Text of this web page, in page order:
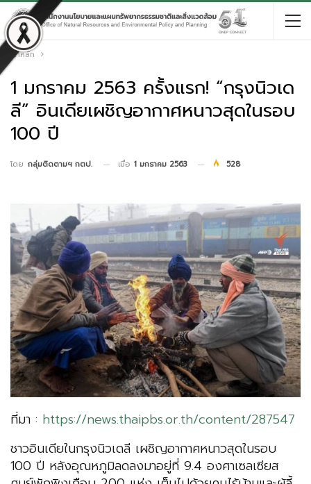
หน้าหลัก
1 มกราคม 2563 ครั้งแรก! “กรุงนิวเด
ลี” อินเดียเผชิญอากาศหนาวสุดในรอบ
100 ปี
โดย กลุ่มติดตามฯ กตป. เมื่อ 1 มกราคม 2563 528
ที่มา : https://news.thaipbs.or.th/content/287547
ชาวอินเดียในกรุงนิวเดลี เผชิญอากาศหนาวสุดในรอบ
100 ปี หลังอุณหภูมิลดลงมาอยู่ที่ 9.4 องศาเซลเซียส